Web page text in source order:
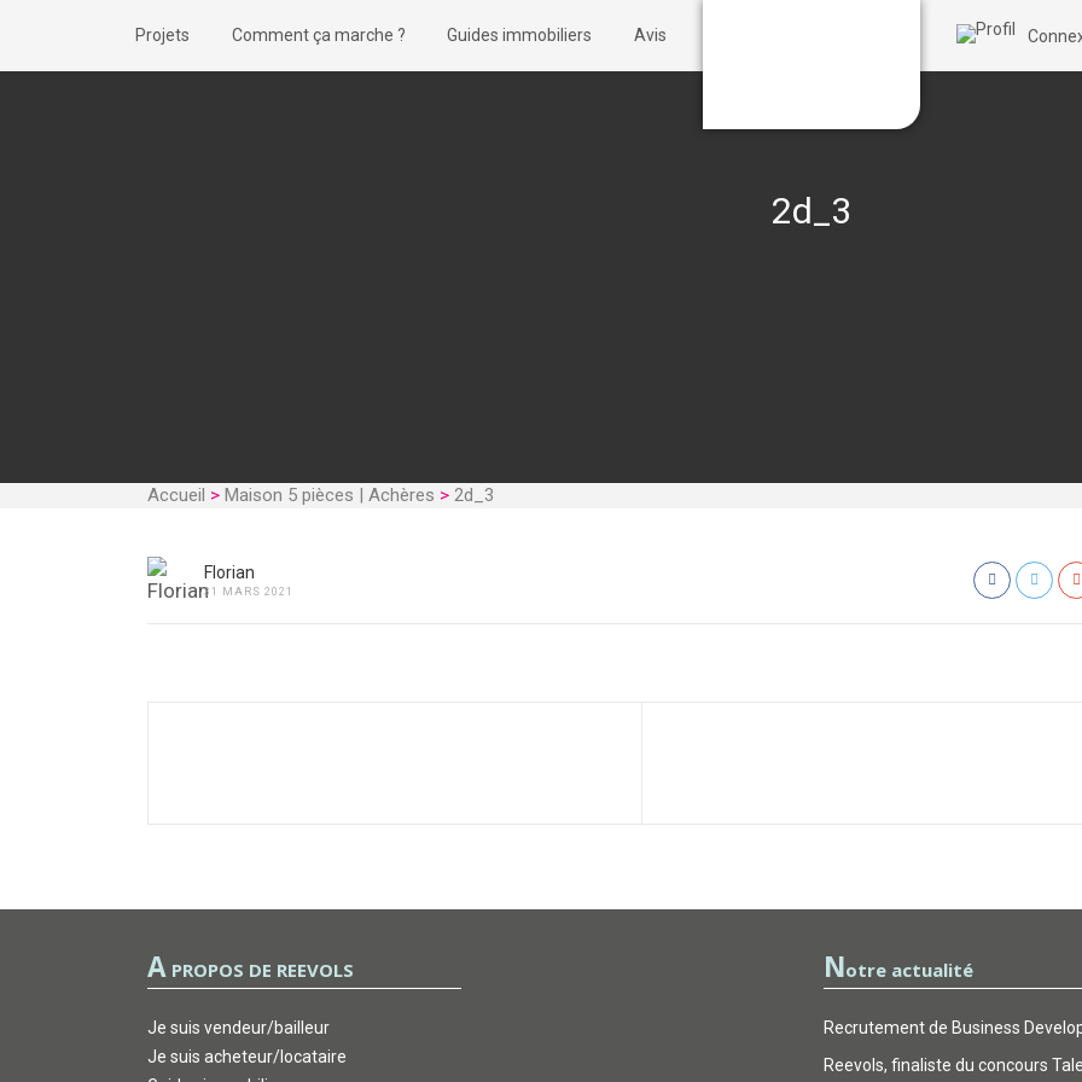
Projets Comment ça marche ? Guides immobiliers Avis
2d_3
Accueil > Maison 5 pièces | Achères > 2d_3
Florian
31 MARS 2021
A PROPOS DE REEVOLS
Je suis vendeur/bailleur
Je suis acheteur/locataire
Notre actualité
Recrutement de Business
Reevols, finaliste du concours